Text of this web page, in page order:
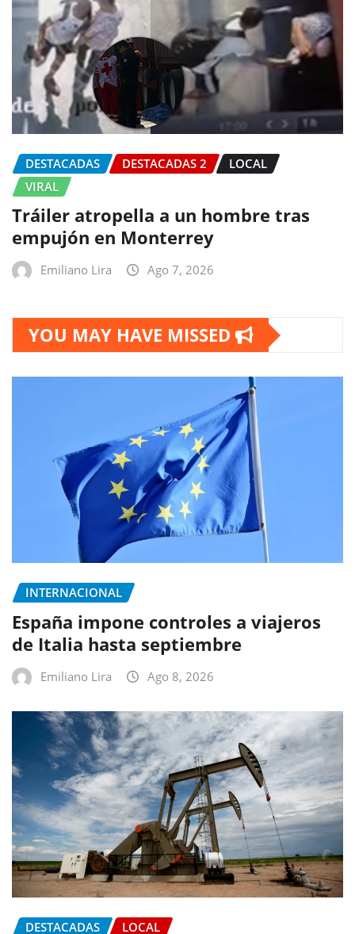
DESTACADAS DESTACADAS 2
LOCAL
VIRAL
Tráiler atropella a un hombre tras
empujón en Monterrey
Emiliano Lira Ago 7, 2026
YOU MAY HAVE MISSED
INTERNACIONAL
España impone controles a viajeros
de Italia hasta septiembre
Emiliano Lira Ago 8, 2026
DESTACADAS LOCAL